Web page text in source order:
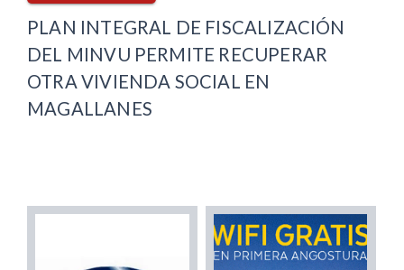
PLAN INTEGRAL DE FISCALIZACIÓN
DEL MINVU PERMITE RECUPERAR
OTRA VIVIENDA SOCIAL EN
MAGALLANES